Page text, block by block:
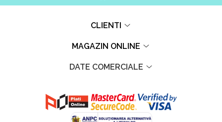
CLIENTI
MAGAZIN ONLINE
DATE COMERCIALE